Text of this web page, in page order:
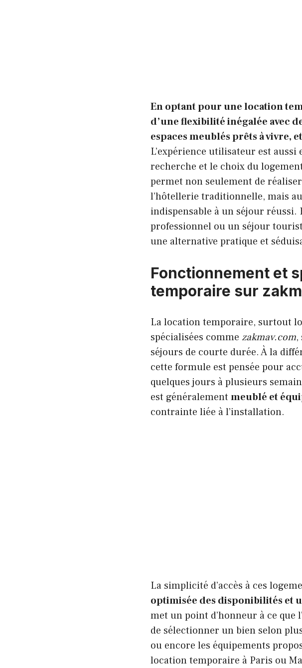
En optant pour une location
d’une flexibilité inégalée avec
espaces meublés prêts à vivre,
L’expérience utilisateur est
recherche et le choix du
permet non seulement de
l’hôtellerie traditionnelle, mais
indispensable à un séjour
professionnel ou un séjour
une alternative pratique et
Fonctionnement et
temporaire sur
La location temporaire, surtout
spécialisées comme zakmav.com,
séjours de courte durée. À la
cette formule est pensée pour
quelques jours à plusieurs
est généralement meublé et
contrainte liée à l’installation.
La simplicité d’accès à ces
optimisée des disponibilités et
met un point d’honneur à ce
de sélectionner un bien selon
ou encore les équipements
location temporaire à Paris ou